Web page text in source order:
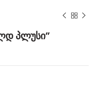
პლუსი”